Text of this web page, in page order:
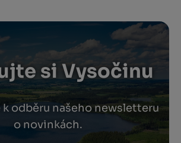
si Vysočinu
k odběru našeho newsletteru
o novinkách.